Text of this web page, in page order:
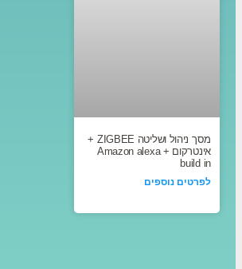
מסך ניהול ושליטה ZIGBEE +
אינטרקום + Amazon alexa
build in
לפרטים נוספים